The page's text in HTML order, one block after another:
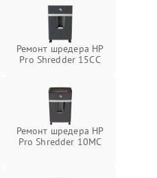
Ремонт шредера HP
Pro Shredder 15CC
Ремонт шредера HP
Pro Shredder 10MC